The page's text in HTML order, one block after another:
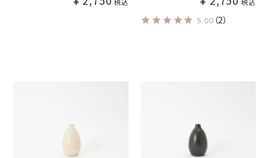
税込 税込
5.00 （2）